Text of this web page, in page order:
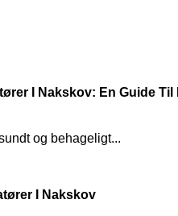
I Nakskov: En Guide Til
og behageligt...
I Nakskov